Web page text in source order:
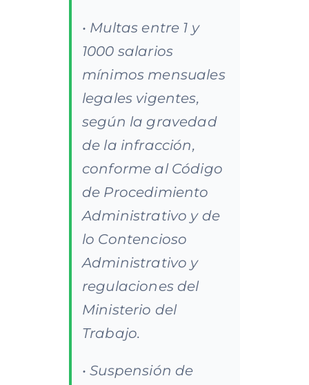
• Multas entre 1 y
1000 salarios
mínimos mensuales
legales vigentes,
según la gravedad
de la infracción,
conforme al Código
de Procedimiento
Administrativo y de
lo Contencioso
Administrativo y
regulaciones del
Ministerio del
Trabajo.
• Suspensión de